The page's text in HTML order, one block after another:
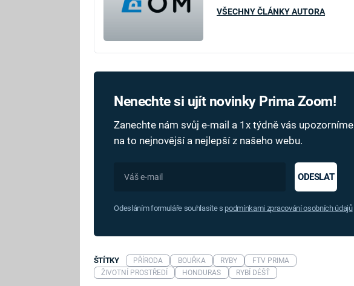
VŠECHNY ČLÁNKY AUTORA
Nenechte si ujít novinky Prima Zoom!
Zanechte nám svůj e-mail a 1x týdně vás upozorníme
na to nejnovější a nejlepší z našeho webu.
ODESLAT
Odesláním formuláře souhlasíte s podmínkami zpracování osobních údajů
ŠTÍTKY PŘÍRODA BOUŘKA RYBY
FTV PRIMA
ŽIVOTNÍ PROSTŘEDÍ
HONDURAS RYBÍ DÉŠŤ